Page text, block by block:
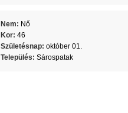
Nem: Nő
Kor: 46
Születésnap: október 01.
Település: Sárospatak